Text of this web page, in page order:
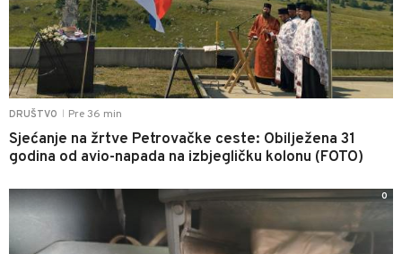
DRUŠTVO Pre 36 min
Sjećanje na žrtve Petrovačke ceste: Obilježena 31
godina od avio-napada na izbjegličku kolonu (FOTO)
0